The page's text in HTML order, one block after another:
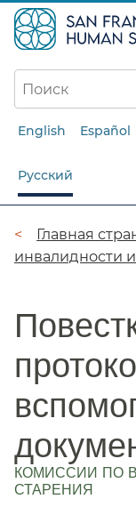
English Español
Русский
Цепочка
навигации​​
Главная
инвалидности
КОМИССИИ ПО
СТАРЕНИЯ